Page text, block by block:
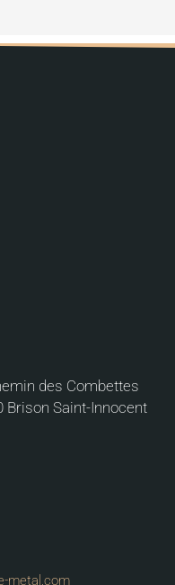
des Combettes
Brison Saint-Innocent
metal.com